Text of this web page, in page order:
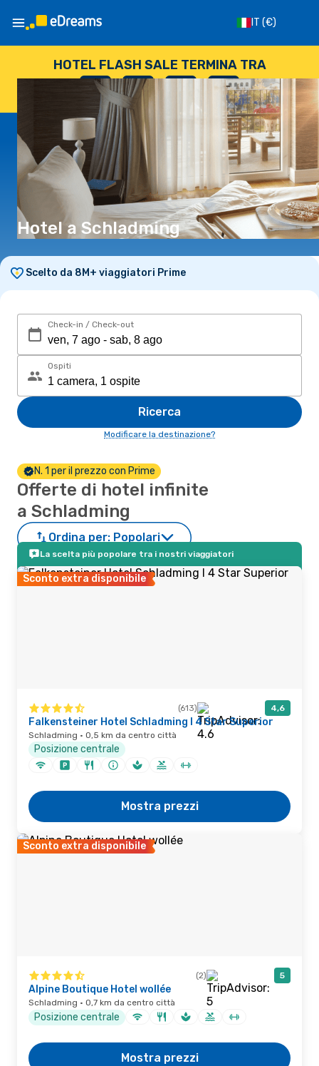
IT (€)
HOTEL FLASH SALE TERMINA TRA
--
GIORNI
: --
ORE
: --
SECONDI
Hotel a Schladming
Scelto da 8M+ viaggiatori Prime
Check-in / Check-out
Ospiti
Ricerca
Modificare la destinazione?
N. 1 per il prezzo con Prime
Offerte di hotel infinite
a Schladming
Ordina per: Popolari
La scelta più popolare tra i nostri viaggiatori
Sconto extra disponibile
(613) 4,6
Falkensteiner Hotel Schladming l 4 Star Superior
Schladming · 0,5 km da centro città
Posizione centrale
Mostra prezzi
Sconto extra disponibile
(2) 5
Alpine Boutique Hotel wollée
Schladming · 0,7 km da centro città
Posizione centrale
Mostra prezzi